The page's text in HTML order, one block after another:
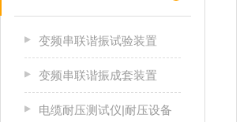
变频串联谐振试验装置
变频串联谐振成套装置
电缆耐压测试仪|耐压设备